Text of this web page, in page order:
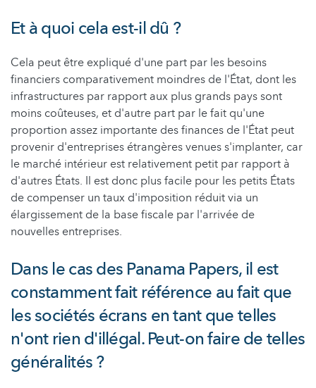
Et à quoi cela est-il dû ?
Cela peut être expliqué d'une part par les besoins
financiers comparativement moindres de l'État, dont les
infrastructures par rapport aux plus grands pays sont
moins coûteuses, et d'autre part par le fait qu'une
proportion assez importante des finances de l'État peut
provenir d'entreprises étrangères venues s'implanter, car
le marché intérieur est relativement petit par rapport à
d'autres États. Il est donc plus facile pour les petits États
de compenser un taux d'imposition réduit via un
élargissement de la base fiscale par l'arrivée de
nouvelles entreprises.
Dans le cas des Panama Papers, il est
constamment fait référence au fait que
les sociétés écrans en tant que telles
n'ont rien d'illégal. Peut-on faire de telles
généralités ?